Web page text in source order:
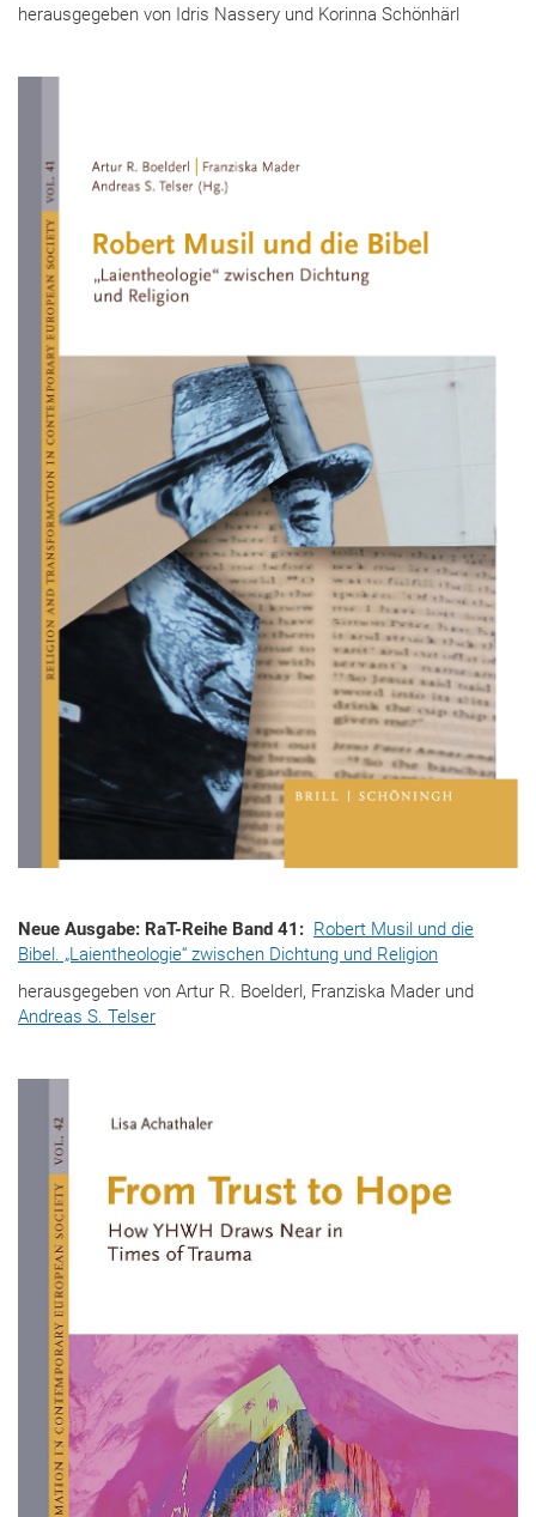
herausgegeben von Idris Nassery und Korinna Schönhärl
Neue Ausgabe: RaT-Reihe Band 41: Robert Musil und die
Bibel. „Laientheologie“ zwischen Dichtung und Religion
herausgegeben von Artur R. Boelderl, Franziska Mader und
Andreas S. Telser